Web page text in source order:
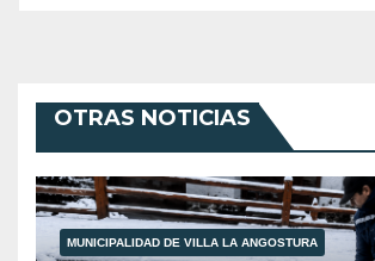
OTRAS NOTICIAS
MUNICIPALIDAD DE VILLA LA ANGOSTURA